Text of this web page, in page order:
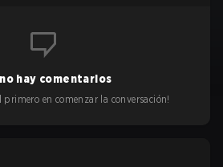
hay comentarios
primero en comenzar la conversación!